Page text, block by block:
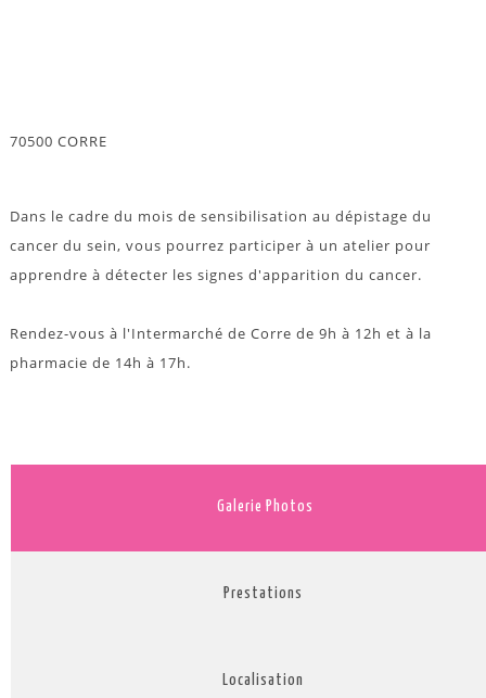
70500 CORRE
Dans le cadre du mois de sensibilisation au dépistage du
cancer du sein, vous pourrez participer à un atelier pour
apprendre à détecter les signes d'apparition du cancer.
Rendez-vous à l'Intermarché de Corre de 9h à 12h et à la
pharmacie de 14h à 17h.
Galerie Photos
Prestations
Localisation